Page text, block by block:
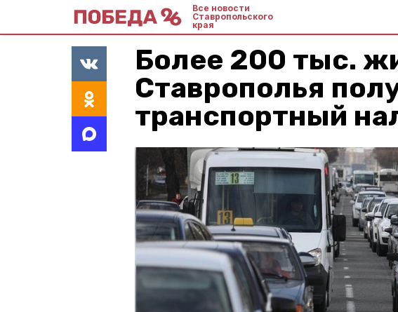
Все новости
Ставропольского
края
Более 200 тыс.
Ставрополья
транспортный